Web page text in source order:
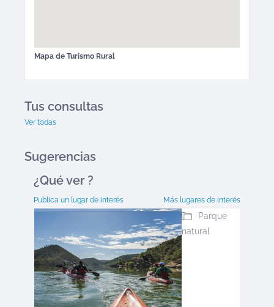
Mapa de Turismo Rural
Tus consultas
Ver todas
Sugerencias
¿Qué ver ?
Publica un lugar de interés Más lugares de interés
Parque
natural